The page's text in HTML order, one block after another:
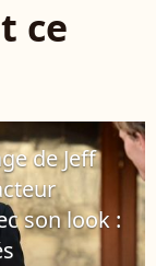
ce
de Jeff
son look :